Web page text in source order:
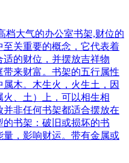
档大气的办公室书架,财位的
关重要的概念，它代表着
的财位，并摆放吉祥物
来财富。书架的五行属性
木。木生火，火生土，因
、土）上，可以相生相
非任何书架都适合摆放在
书架：破旧或损坏的书
，影响财运。带有金属或